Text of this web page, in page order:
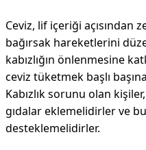
Ceviz, lif içeriği açısından
bağırsak hareketlerini
kabızlığın önlenmesine
ceviz tüketmek başlı
Kabızlık sorunu olan
gıdalar eklemelidirler ve
desteklemelidirler.